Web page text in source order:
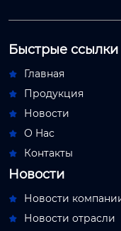
Быстрые ссылки
 Главная
 Продукция
 Новости
 О Hас
 Контакты
Новости
 Новости
 Новости отрасли